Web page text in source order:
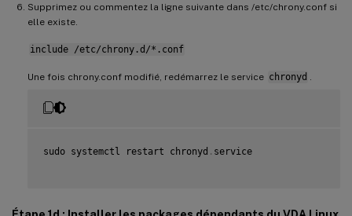
Supprimez ou commentez la ligne suivante dans /etc/chrony.conf si
elle existe.
include /etc/chrony.d/*.conf
Une fois chrony.conf modifié, redémarrez le service chronyd
sudo systemctl restart chronyd . service